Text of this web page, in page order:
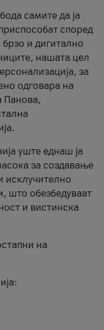
самите да ја
според
и дигитално
нашата цел
за
одговара на
Панова,
уште еднаш ја
за создавање
исклучително
што обезбедуваат
и вистинска
на